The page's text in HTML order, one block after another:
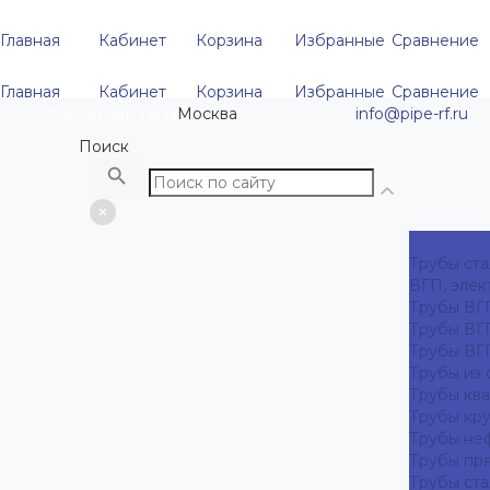
Главная Кабинет Корзина Избранные Сравнение
Главная Кабинет Корзина Избранные Сравнение
Москва
info@pipe-rf.ru
Поиск
Трубы
ВГП,
Трубы
Трубы
Трубы
Трубы из
Трубы
Трубы
Трубы
Трубы
Трубы